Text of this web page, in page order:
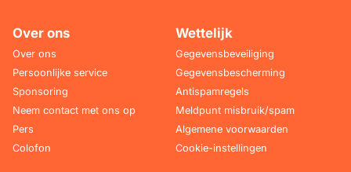
Over ons
Over ons
Persoonlijke service
Sponsoring
Neem contact met ons op
Pers
Colofon
Wettelijk
Gegevensbeveiliging
Gegevensbescherming
Antispamregels
Meldpunt misbruik/spam
Algemene voorwaarden
Cookie-instellingen